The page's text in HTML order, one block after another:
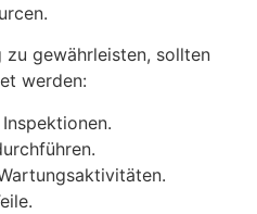
gewährleisten, sollten
werden: